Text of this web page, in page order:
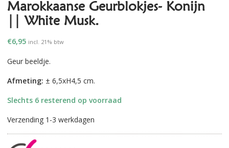
Marokkaanse Geurblokjes- Konijn
|| White Musk.
€6,95 incl. 21% btw
Geur beeldje.
Afmeting: ± 6,5xH4,5 cm.
Slechts 6 resterend op voorraad
Verzending 1-3 werkdagen